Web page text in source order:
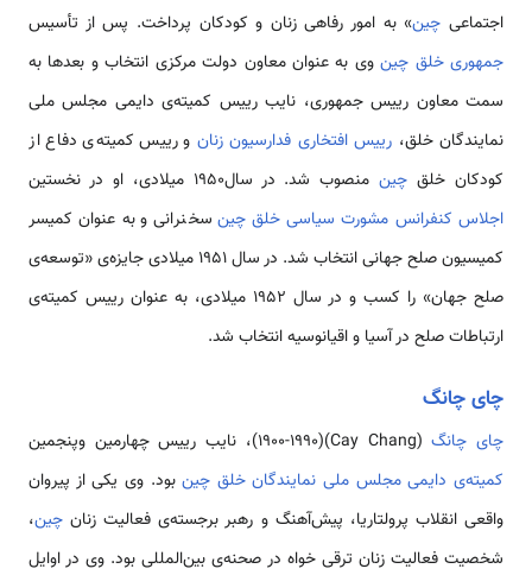
اجتماعی چین» به امور رفاهی زنان و کودکان پرداخت. پس از تأسیس
جمهوری خلق چینوی به­ عنوان معاون دولت مرکزی انتخاب و بعدها به
سمت معاون رییس جمهوری، نایب رییس کمیته­‌ی دایمی مجلس ملی
نمایندگان خلق، رییس افتخاری فدارسیون زنان و رییس کمیته­‌ی دفاع از
کودکان خلق چینمنصوب شد. در سال1950 میلادی، او در نخستین
اجلاس کنفرانس مشورت سیاسی خلق چین سخنرانی و به عنوان کمیسر
کمیسیون صلح جهانی انتخاب شد. در سال 1951 میلادی جایزه­‌ی «توسعه‌­ی
صلح جهان» را کسب و در سال 1952 میلادی، به عنوان رییس کمیته­‌ی
ارتباطات صلح در آسیا و اقیانوسیه انتخاب شد.
چای چانگ
چای چانگ(Cay Chang)(1900-1990)، نایب رییس چهارمین وپنجمین
کمیته­‌ی دایمی مجلس ملی نمایندگان خلق چینبود. وی یکی از پیروان
واقعی انقلاب پرولتاریا، پیش‌­آهنگ و رهبر برجسته­‌ی فعالیت زنان چین،
شخصیت فعالیت زنان ترقی خواه در صحنه­‌ی بین‌المللی بود. وی در اوایل